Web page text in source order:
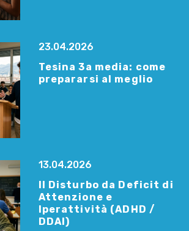
23.04.2026
Tesina 3a media: come
prepararsi al meglio
13.04.2026
Il Disturbo da Deficit di
Attenzione e
Iperattività (ADHD /
DDAI)